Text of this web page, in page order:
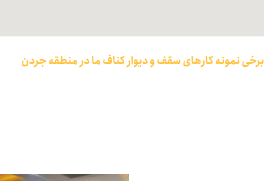
برخی نمونه کارهای سقف و دیوار کناف ما در منطقه جردن